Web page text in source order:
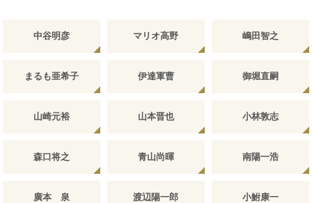
中谷明彦 マリオ高野 嶋田智之
まるも亜希子 伊達軍曹 御堀直嗣
山崎元裕 山本晋也 小林敦志
森口将之 青山尚暉 南陽一浩
廣本 泉 渡辺陽一郎 小鮒康一